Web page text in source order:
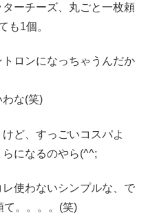
ーチーズ、丸ごと一枚頼
も1個。
ロンになっちゃうんだか
な(笑)
ど、すっごいコスパよ
になるのやら(^^;
使わないシンプルな、で
て。。。。(笑)